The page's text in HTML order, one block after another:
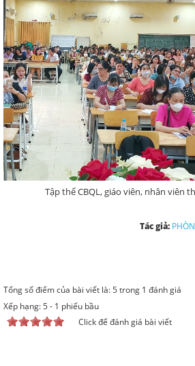
Tập thể CBQL, giáo viên, nhân viên
Tác giả:
Tổng số điểm của bài viết là: 5 trong 1 đánh giá
Xếp hạng:5- 1 phiếu bầu
Click để đánh giá bài viết